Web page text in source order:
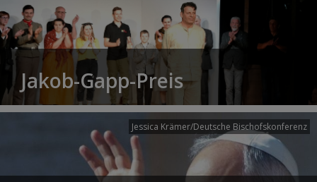
Jakob-Gapp-Preis
Jessica Krämer/Deutsche Bischofskonferenz